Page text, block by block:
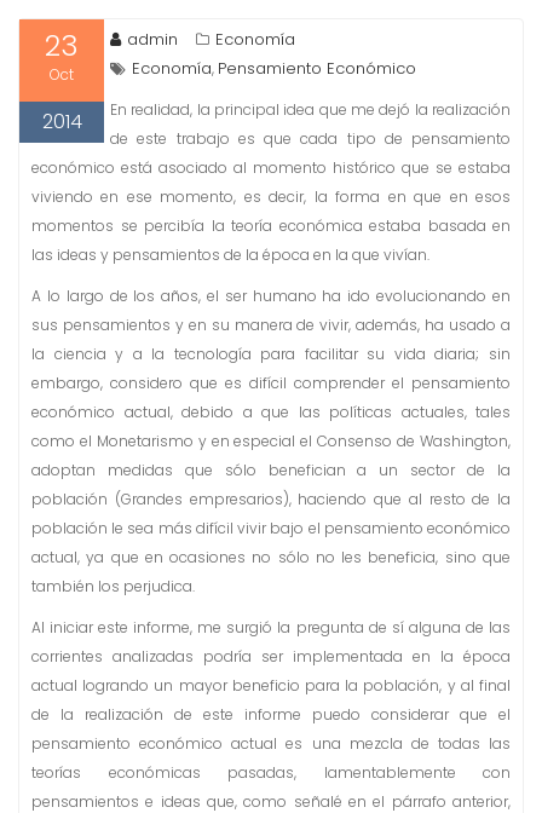
23
Oct
2014
admin
Economía
Economía, Pensamiento Económico
En realidad, la principal idea que me dejó la realización
de este trabajo es que cada tipo de pensamiento
económico está asociado al momento histórico que se estaba
viviendo en ese momento, es decir, la forma en que en esos
momentos se percibía la teoría económica estaba basada en
las ideas y pensamientos de la época en la que vivían.
A lo largo de los años, el ser humano ha ido evolucionando en
sus pensamientos y en su manera de vivir, además, ha usado a
la ciencia y a la tecnología para facilitar su vida diaria; sin
embargo, considero que es difícil comprender el pensamiento
económico actual, debido a que las políticas actuales, tales
como el Monetarismo y en especial el Consenso de Washington,
adoptan medidas que sólo benefician a un sector de la
población (Grandes empresarios), haciendo que al resto de la
población le sea más difícil vivir bajo el pensamiento económico
actual, ya que en ocasiones no sólo no les beneficia, sino que
también los perjudica.
Al iniciar este informe, me surgió la pregunta de sí alguna de las
corrientes analizadas podría ser implementada en la época
actual logrando un mayor beneficio para la población, y al final
de la realización de este informe puedo considerar que el
pensamiento económico actual es una mezcla de todas las
teorías económicas pasadas, lamentablemente con
pensamientos e ideas que, como señalé en el párrafo anterior,